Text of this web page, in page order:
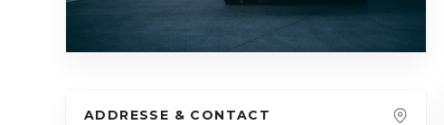
ADDRESSE & CONTACT